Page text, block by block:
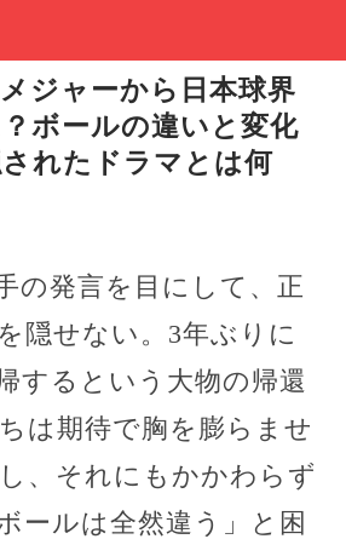
ジャーから日本球界
ボールの違いと変化
れたドラマとは何
の発言を目にして、正
隠せない。3年ぶりに
するという大物の帰還
は期待で胸を膨らませ
、それにもかかわらず
ールは全然違う」と困